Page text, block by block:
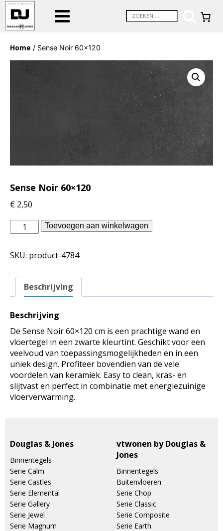
Home / Sense Noir 60×120
Sense Noir 60×120
€ 2,50
Douglas
Jones
-
Noir
60x120
Toevoegen aan winkelwagen
SKU: product-4784
Beschrijving
Beschrijving
De Sense Noir 60×120 cm is een prachtige wand en
vloertegel in een zwarte kleurtint. Geschikt voor een
veelvoud van toepassingsmogelijkheden en in een
uniek design. Profiteer bovendien van de vele
voordelen van keramiek. Easy to clean, kras- en
slijtvast en perfect in combinatie met energiezuinige
vloerverwarming.
Douglas & Jones
Binnentegels
Serie Calm
Serie Castles
Serie Elemental
Serie Gallery
Serie Jewel
Serie Magnum
vtwonen by Douglas &
Jones
Binnentegels
Buitenvloeren
Serie Chop
Serie Classic
Serie Composite
Serie Earth